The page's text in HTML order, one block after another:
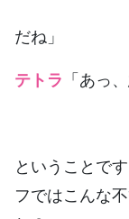
だね」
テトラ 「あっ
ということで
フではこんな